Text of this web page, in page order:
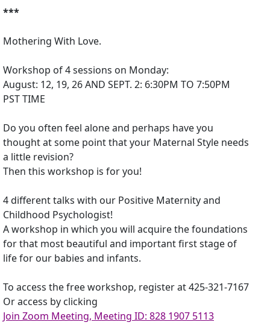
***
Mothering With Love.
Workshop of 4 sessions on Monday:
August: 12, 19, 26 AND SEPT. 2: 6:30PM TO 7:50PM
PST TIME
Do you often feel alone and perhaps have you
thought at some point that your Maternal Style needs
a little revision?
Then this workshop is for you!
4 different talks with our Positive Maternity and
Childhood Psychologist!
A workshop in which you will acquire the foundations
for that most beautiful and important first stage of
life for our babies and infants.
To access the free workshop, register at 425-321-7167
Or access by clicking
Join Zoom Meeting, Meeting ID: 828 1907 5113